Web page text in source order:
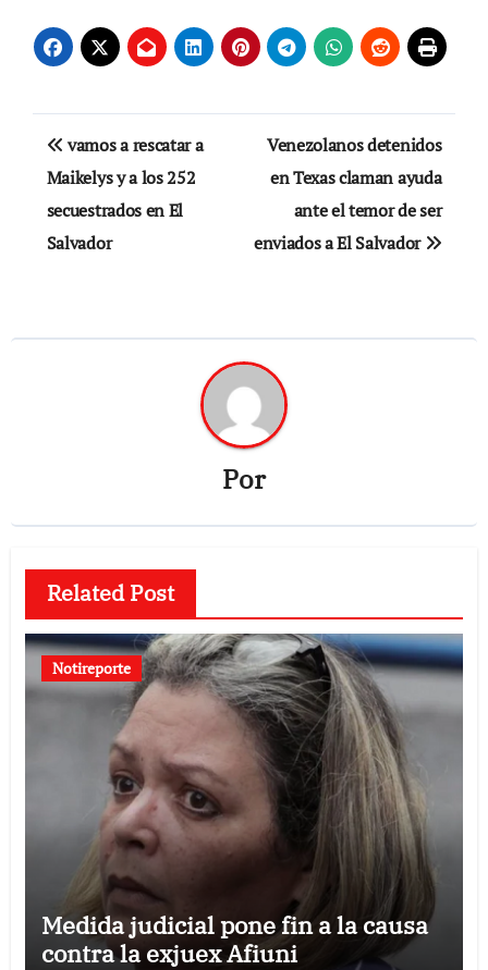
Navegación
de
entradas
vamos a rescatar a
Maikelys y a los 252
secuestrados en El
Salvador
Venezolanos detenidos
en Texas claman ayuda
ante el temor de ser
enviados a El Salvador
Por
Related Post
Notireporte
Medida judicial pone fin a la causa
contra la exjuex Afiuni